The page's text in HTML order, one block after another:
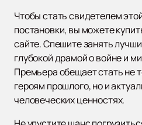
Чтобы стать свидетелем
постановки, вы можете
сайте. Спешите занять
глубокой драмой о войне и
Премьера обещает стать не
героям прошлого, но и
человеческих ценностях.